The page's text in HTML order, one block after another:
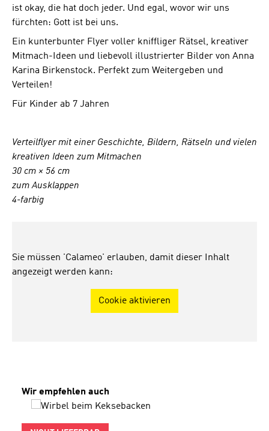
ist okay, die hat doch jeder. Und egal, wovor wir uns
fürchten: Gott ist bei uns.
Ein kunterbunter Flyer voller kniffliger Rätsel, kreativer
Mitmach-Ideen und liebevoll illustrierter Bilder von Anna
Karina Birkenstock. Perfekt zum Weitergeben und
Verteilen!
Für Kinder ab 7 Jahren
Verteilflyer mit einer Geschichte, Bildern, Rätseln und vielen
kreativen Ideen zum Mitmachen
30 cm × 56 cm
zum Ausklappen
4-farbig
Sie müssen 'Calameo' erlauben, damit dieser Inhalt
angezeigt werden kann:
Cookie aktivieren
Produktgalerie überspringen
Wir empfehlen auch